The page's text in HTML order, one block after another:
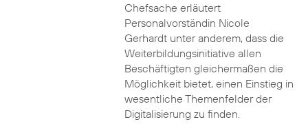
Chefsache erläutert
Personalvorständin Nicole
Gerhardt unter anderem, dass die
Weiterbildungsinitiative allen
Beschäftigten gleichermaßen die
Möglichkeit bietet, einen Einstieg in
wesentliche Themenfelder der
Digitalisierung zu finden.